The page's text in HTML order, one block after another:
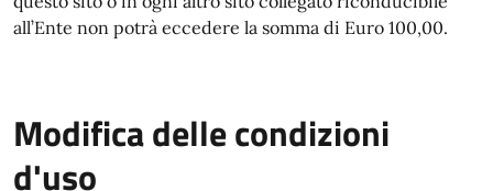
all’Ente non potrà eccedere la somma di Euro 100,00.
Modifica delle condizioni
d'uso